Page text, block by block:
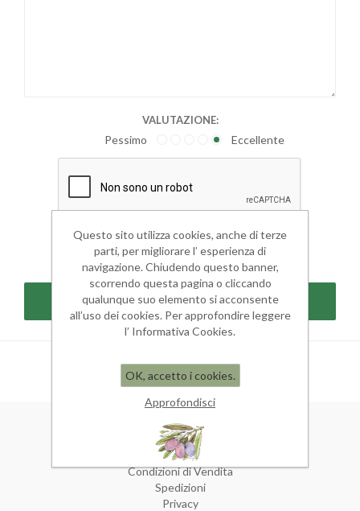
VALUTAZIONE:
Pessimo Eccellente
INFORMAZIONI
Mappa del sito
Condizioni di Vendita
Spedizioni
Privacy
Questo sito utilizza cookies, anche di terze
parti, per migliorare l’ esperienza di
navigazione. Chiudendo questo banner,
scorrendo questa pagina o cliccando
qualunque suo elemento si acconsente
all’uso dei cookies. Per approfondire leggere
l’ Informativa Cookies.
OK, accetto i cookies.
Approfondisci